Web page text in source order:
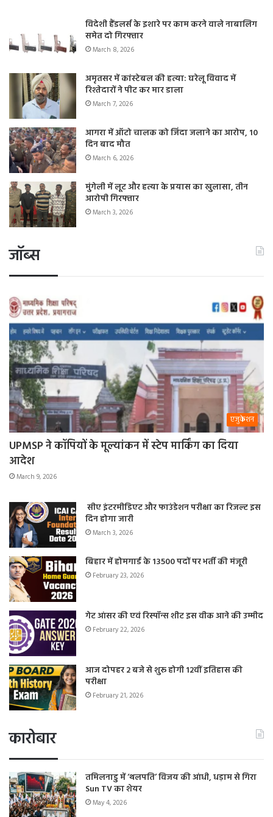
विदेशी हैंडलर्स के इशारे पर काम करने वाले नाबालिग
समेत दो गिरफ्तार
March 8, 2026
अमृतसर में कांस्टेबल की हत्या: घरेलू विवाद में
रिश्तेदारों ने पीट कर मार डाला
March 7, 2026
आगरा में ऑटो चालक को जिंदा जलाने का आरोप, 10
दिन बाद मौत
March 6, 2026
मुंगेली में लूट और हत्या के प्रयास का खुलासा, तीन
आरोपी गिरफ्तार
March 3, 2026
जॉब्स
एजुकेशन
UPMSP ने कॉपियों के मूल्यांकन में स्टेप मार्किंग का दिया
आदेश
March 9, 2026
सीए इंटरमीडिएट और फाउंडेशन परीक्षा का रिजल्ट इस
दिन होगा जारी
March 3, 2026
बिहार में होमगार्ड के 13500 पदों पर भर्ती की मंजूरी
February 23, 2026
गेट आंसर की एवं रिस्पॉन्स शीट इस वीक आने की उम्मीद
February 22, 2026
आज दोपहर 2 बजे से शुरू होगी 12वीं इतिहास की
परीक्षा
February 21, 2026
कारोबार
तमिलनाडु में ‘थलपति’ विजय की आंधी, धड़ाम से गिरा
Sun TV का शेयर
May 4, 2026